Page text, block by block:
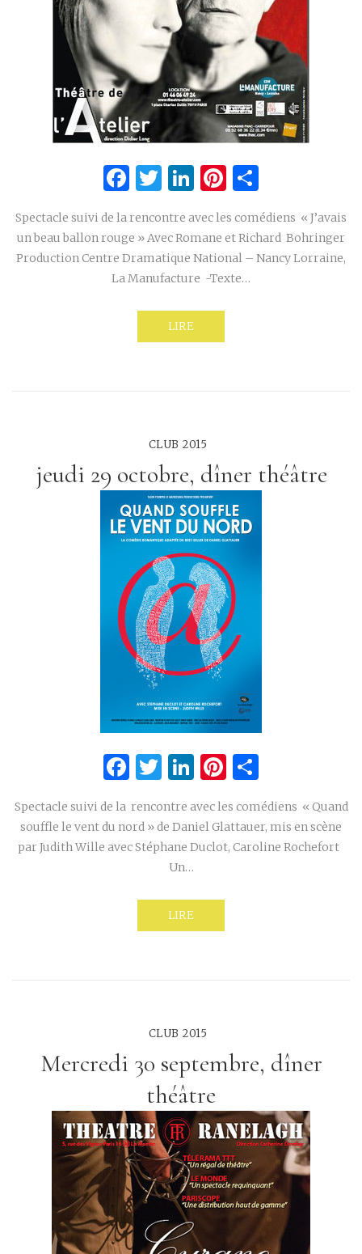
Facebook
Twitter
LinkedIn
Pinterest
Spectacle suivi de la rencontre avec les comédiens « J’avais
un beau ballon rouge » Avec Romane et Richard Bohringer
Production Centre Dramatique National – Nancy Lorraine,
La Manufacture -Texte…
LIRE
CLUB 2015
jeudi 29 octobre, dîner théâtre
Facebook
Twitter
LinkedIn
Pinterest
Spectacle suivi de la rencontre avec les comédiens « Quand
souffle le vent du nord » de Daniel Glattauer, mis en scène
par Judith Wille avec Stéphane Duclot, Caroline Rochefort
Un…
LIRE
CLUB 2015
Mercredi 30 septembre, dîner
théâtre